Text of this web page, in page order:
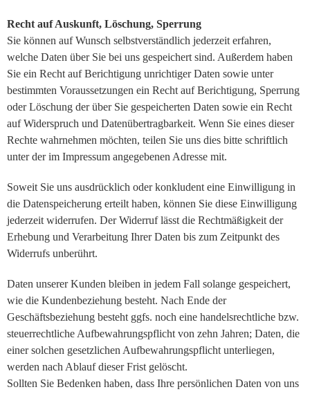
Recht auf Auskunft, Löschung, Sperrung
Sie können auf Wunsch selbstverständlich jederzeit erfahren,
welche Daten über Sie bei uns gespeichert sind. Außerdem haben
Sie ein Recht auf Berichtigung unrichtiger Daten sowie unter
bestimmten Voraussetzungen ein Recht auf Berichtigung, Sperrung
oder Löschung der über Sie gespeicherten Daten sowie ein Recht
auf Widerspruch und Datenübertragbarkeit. Wenn Sie eines dieser
Rechte wahrnehmen möchten, teilen Sie uns dies bitte schriftlich
unter der im Impressum angegebenen Adresse mit.
Soweit Sie uns ausdrücklich oder konkludent eine Einwilligung in
die Datenspeicherung erteilt haben, können Sie diese Einwilligung
jederzeit widerrufen. Der Widerruf lässt die Rechtmäßigkeit der
Erhebung und Verarbeitung Ihrer Daten bis zum Zeitpunkt des
Widerrufs unberührt.
Daten unserer Kunden bleiben in jedem Fall solange gespeichert,
wie die Kundenbeziehung besteht. Nach Ende der
Geschäftsbeziehung besteht ggfs. noch eine handelsrechtliche bzw.
steuerrechtliche Aufbewahrungspflicht von zehn Jahren; Daten, die
einer solchen gesetzlichen Aufbewahrungspflicht unterliegen,
werden nach Ablauf dieser Frist gelöscht.
Sollten Sie Bedenken haben, dass Ihre persönlichen Daten von uns